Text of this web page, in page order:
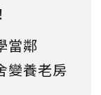
當鄰
變養老房